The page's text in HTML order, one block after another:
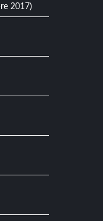
2017)